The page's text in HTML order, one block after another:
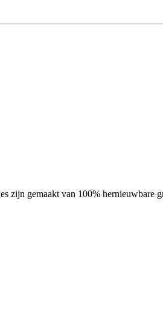
zijn gemaakt van 100% hernieuwbare